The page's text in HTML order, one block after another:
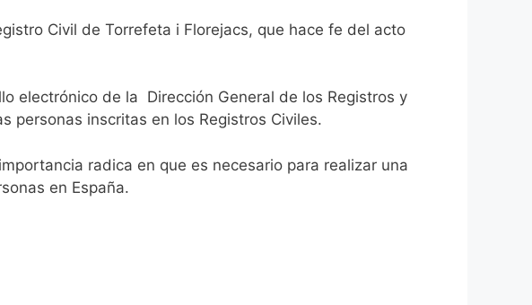
Civil de Torrefeta i Florejacs, que hace fe del acto
electrónico de la Dirección General de los Registros y
inscritas en los Registros Civiles.
radica en que es necesario para realizar una
en España.